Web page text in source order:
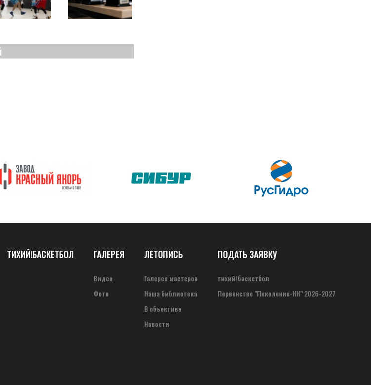
ТИХИЙ!БАСКЕТБОЛ ГАЛЕРЕЯ
Видео
Фото
ЛЕТОПИСЬ
Галерея мастеров
Наша библиотека
В объективе
Новости
ПОДАТЬ ЗАЯВКУ
тихий!баскетбол
Первенство "Поколение-НН" 2026-2027